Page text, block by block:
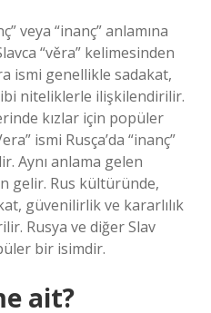
veya “inanç” anlamına
“věra” kelimesinden
ismi genellikle sadakat,
niteliklerle ilişkilendirilir.
kızlar için popüler
ismi Rusça’da “inanç”
Aynı anlama gelen
gelir. Rus kültüründe,
güvenilirlik ve kararlılık
Rusya ve diğer Slav
bir isimdir.
ait?